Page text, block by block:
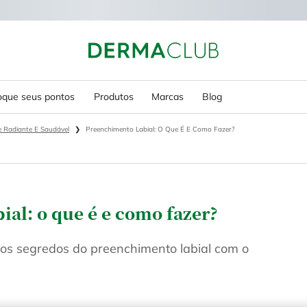
seus pontos Produtos Marcas Blog
Radiante E Saudável Preenchimento Labial: O Que É E Como Fazer?
o que é e como fazer?
segredos do preenchimento labial com o